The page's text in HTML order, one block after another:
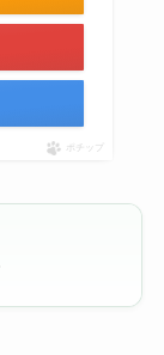
ポチップ